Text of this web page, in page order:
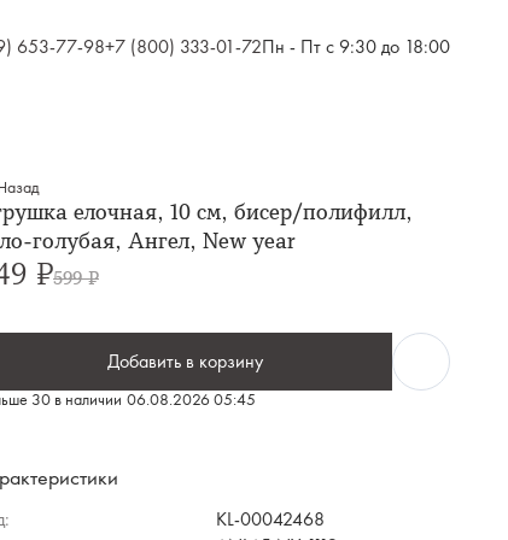
653-77-98+7 (800) 333-01-72Пн - Пт с 9:30 до 18:00
елочная, 10 см, бисер/полифилл,
голубая, Ангел, New year
₽599 ₽
30 в наличии 06.08.2026 05:45
Добавить в корзину
KL-00042468